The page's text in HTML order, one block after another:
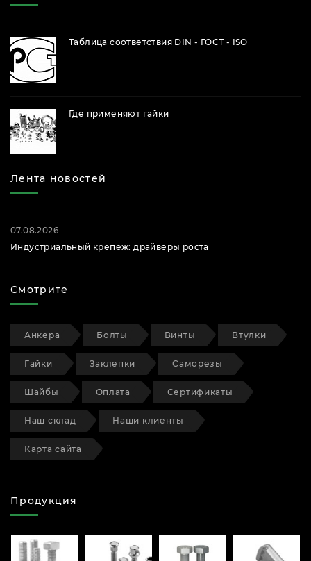
Таблица соответствия DIN - ГОСТ - ISO
Где применяют гайки
Лента новостей
07.08.2026
Индустриальный крепеж: драйверы роста
Смотрите
Анкера Болты Винты Втулки
Гайки Заклепки Саморезы
Шайбы Оплата Сертификаты
Наш склад Наши клиенты
Карта сайта
Продукция